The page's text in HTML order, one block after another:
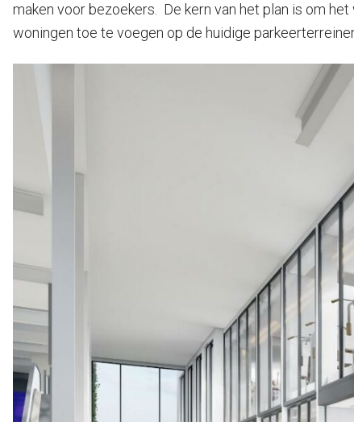
maken voor bezoekers. De kern van het plan is om
woningen toe te voegen op de huidige